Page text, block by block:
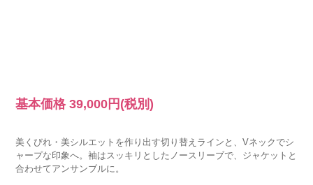
基本価格39,000円 (税別)
美くびれ・美シルエットを作り出す切り替えラインと、Vネックでシ
ャープな印象へ。袖はスッキリとしたノースリーブで、ジャケットと
合わせてアンサンブルに。